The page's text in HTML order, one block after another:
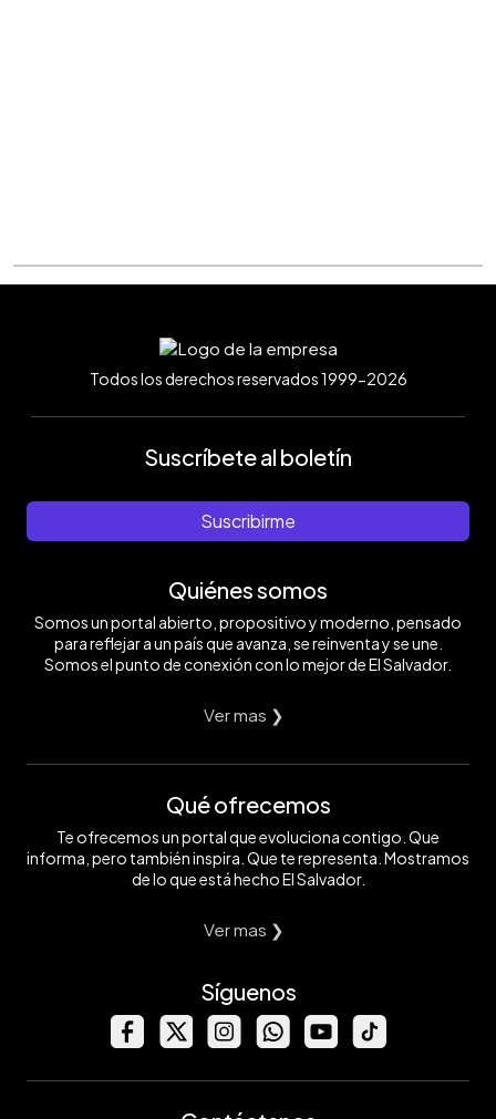
Todos los derechos reservados 1999-2026
Suscríbete al boletín
Suscribirme
Quiénes somos
Somos un portal abierto, propositivo y moderno, pensado
para reflejar a un país que avanza, se reinventa y se une.
Somos el punto de conexión con lo mejor de El Salvador.
Ver mas ❯
Qué ofrecemos
Te ofrecemos un portal que evoluciona contigo. Que
informa, pero también inspira. Que te representa. Mostramos
de lo que está hecho El Salvador.
Ver mas ❯
Síguenos